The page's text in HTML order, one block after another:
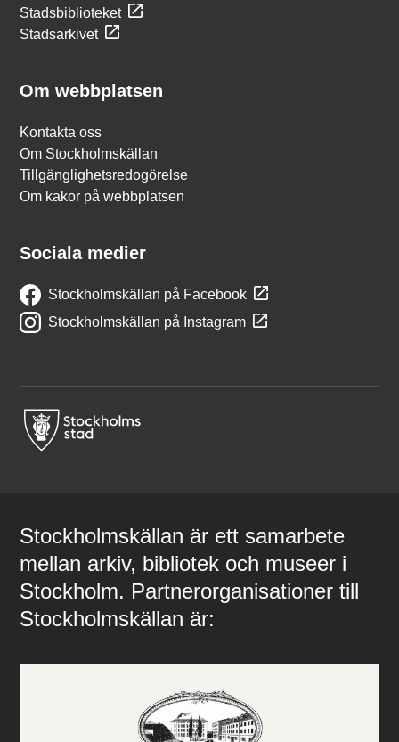
Stadsbiblioteket
Stadsarkivet
Om webbplatsen
Kontakta oss
Om Stockholmskällan
Tillgänglighetsredogörelse
Om kakor på webbplatsen
Sociala medier
Stockholmskällan på Facebook
Stockholmskällan på Instagram
Stockholmskällan är ett samarbete
mellan arkiv, bibliotek och museer i
Stockholm. Partnerorganisationer till
Stockholmskällan är: